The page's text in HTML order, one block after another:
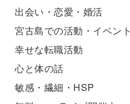
出会い・恋愛・婚活
宮古島での活動・イベント
幸せな転職活動
心と体の話
敏感・繊細・HSP